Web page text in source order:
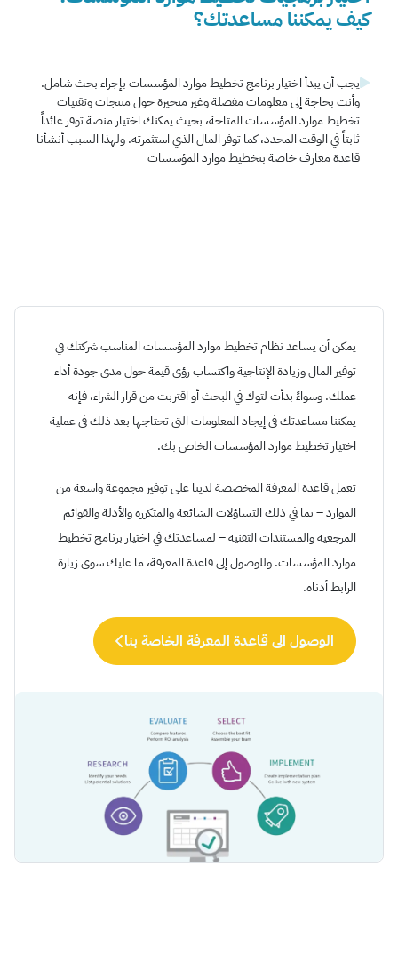
كيف يمكننا مساعدتك؟
يجب أن يبدأ اختيار برنامج تخطيط موارد المؤسسات بإجراء بحث شامل.
وأنت بحاجة إلى معلومات مفصلة وغير متحيزة حول منتجات وتقنيات
تخطيط موارد المؤسسات المتاحة، بحيث يمكنك اختيار منصة توفر عائداً
ثابتاً في الوقت المحدد، كما توفر المال الذي استثمرته. ولهذا السبب أنشأنا
قاعدة معارف خاصة بتخطيط موارد المؤسسات
يمكن أن يساعد نظام تخطيط موارد المؤسسات المناسب شركتك في
توفير المال وزيادة الإنتاجية واكتساب رؤى قيمة حول مدى جودة أداء
عملك. وسواءً بدأت لتوك في البحث أو اقتربت من قرار الشراء، فإنه
يمكننا مساعدتك في إيجاد المعلومات التي تحتاجها بعد ذلك في عملية
اختيار تخطيط موارد المؤسسات الخاص بك.
تعمل قاعدة المعرفة المخصصة لدينا على توفير مجموعة واسعة من
الموارد – بما في ذلك التساؤلات الشائعة والمتكررة والأدلة والقوائم
المرجعية والمستندات التقنية – لمساعدتك في اختيار برنامج تخطيط
موارد المؤسسات. وللوصول إلى قاعدة المعرفة، ما عليك سوى زيارة
الرابط أدناه.
الوصول الى قاعدة المعرفة الخاصة بنا